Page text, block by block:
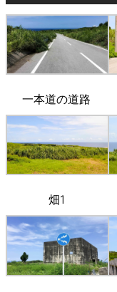
一本道の道路
畑1